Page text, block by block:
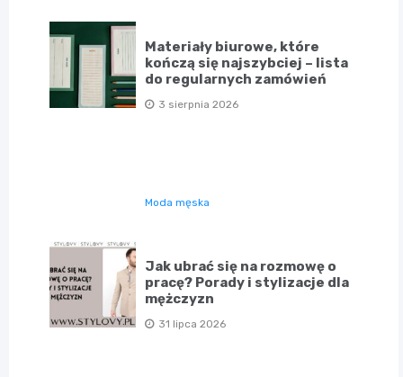
Materiały biurowe, które
kończą się najszybciej – lista
do regularnych zamówień
3 sierpnia 2026
Moda męska
Jak ubrać się na rozmowę o
pracę? Porady i stylizacje dla
mężczyzn
31 lipca 2026